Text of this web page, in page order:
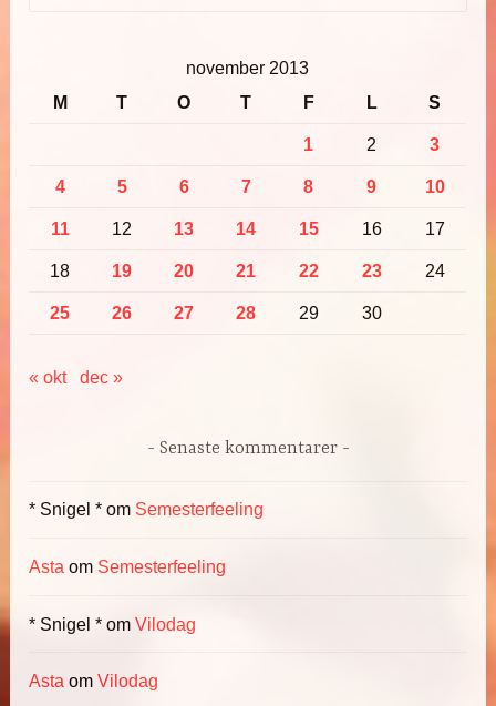
november 2013
M
T O T F L S
1 2 3
4 5 6 7 8 9 10
11 12 13 14 15 16 17
18 19 20 21 22 23 24
25 26 27 28 29 30
« okt dec »
Senaste kommentarer
* Snigel * om Semesterfeeling
Asta om Semesterfeeling
* Snigel * omVilodag
Asta omVilodag